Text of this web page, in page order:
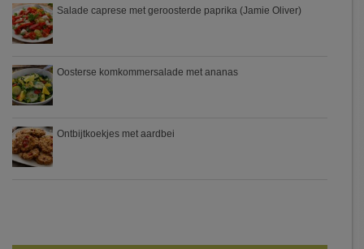
Salade caprese met geroosterde paprika (Jamie Oliver)
Oosterse komkommersalade met ananas
Ontbijtkoekjes met aardbei